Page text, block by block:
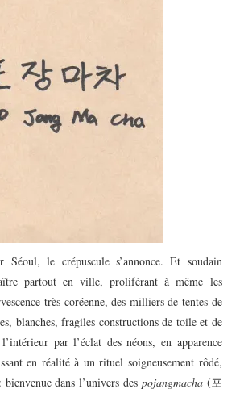
Séoul, le crépuscule s’annonce. Et soudain
partout en ville, proliférant à même les
très coréenne, des milliers de tentes de
blanches, fragiles constructions de toile et de
par l’éclat des néons, en apparence
en réalité à un rituel soigneusement rôdé,
dans l’univers des pojangmacha(포